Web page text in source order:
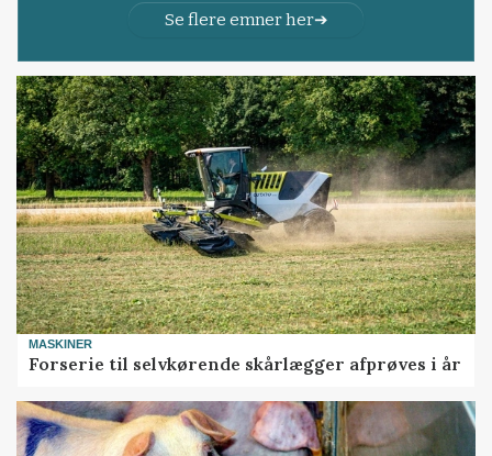
Se flere emner her
MASKINER
Forserie til selvkørende skårlægger afprøves i år